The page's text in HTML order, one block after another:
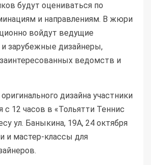
будут оцениваться по
и направлениям. В жюри
войдут ведущие
зарубежные дизайнеры,
ведомств и
дизайна участники
с 12 часов в «Тольятти Теннис
ул. Баныкина, 19А, 24 октября
и мастер-классы для